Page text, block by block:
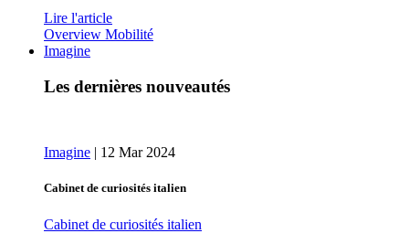
Lire l'article
Overview Mobilité
Imagine
Les dernières nouveautés
Imagine | 12 Mar 2024
Cabinet de curiosités italien
Cabinet de curiosités italien